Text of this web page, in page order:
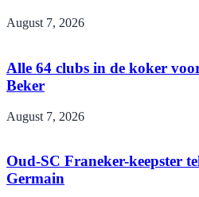
August 7, 2026
Alle 64 clubs in de koker
Beker
August 7, 2026
Oud-SC Franeker-keepster
Germain